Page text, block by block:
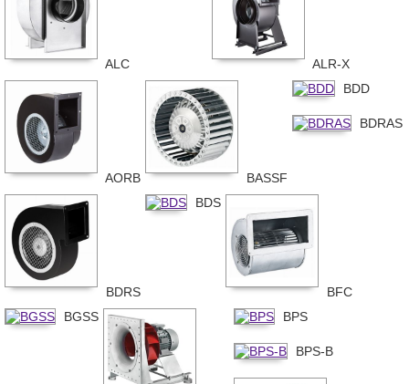
ALC ALR-X
AORB BASSF
BDD
BDRAS
BDRS
BDS
BFC
BGSS
BPS
BPS-B